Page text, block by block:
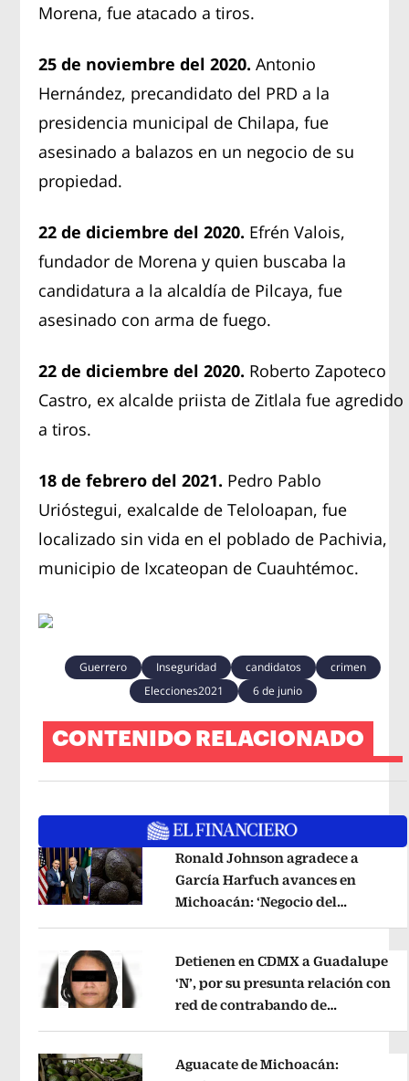
Morena, fue atacado a tiros.
25 de noviembredel 2020. Antonio
Hernández, precandidato del PRD a la
presidencia municipal de Chilapa, fue
asesinado a balazos en un negocio de su
propiedad.
22 de diciembredel 2020. Efrén Valois,
fundador de Morena y quien buscaba la
candidatura a la alcaldía de Pilcaya, fue
asesinado con arma de fuego.
22 de diciembredel 2020. Roberto Zapoteco
Castro, ex alcalde priista de Zitlala fue agredido
a tiros.
18 de febrero del 2021. Pedro Pablo
Urióstegui, exalcalde de Teloloapan, fue
localizado sin vida en el poblado de Pachivia,
municipio de Ixcateopan de Cuauhtémoc.
Guerrero Inseguridad candidatos
crimen
Elecciones2021
6 de junio
CONTENIDO RELACIONADO
Ronald Johnson agradece a
García Harfuch avances en
Michoacán: ‘Negocio del
Detienen en CDMX a Guadalupe
‘N’, por su presunta relación con
red de contrabando de
Aguacate de Michoacán: